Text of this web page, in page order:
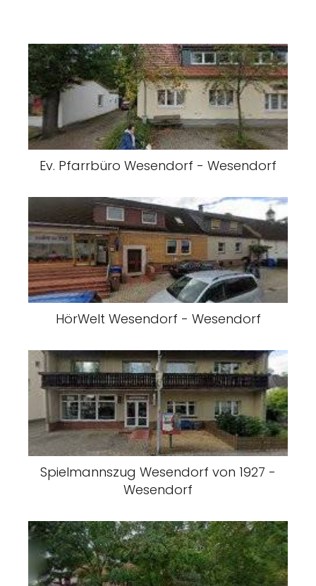
Ev. Pfarrbüro Wesendorf - Wesendorf
HörWelt Wesendorf - Wesendorf
Spielmannszug Wesendorf von 1927 -
Wesendorf